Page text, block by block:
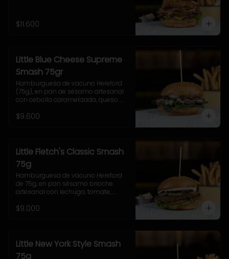
Acompañamiento a elección y
coleslaw
$11.600
Little Blue Cheese Supreme
Smash 75gr
Hamburguesa de vacuno Hereford
(75g), en pan de sésamo artesanal
con cebolla caramelizada, queso
casera de queso azul. Incluye papas
$9.600
Little Fletch's Classic Smash
75g
Hamburguesa de vacuno Hereford
de 75g, en pan sésamo brioche
artesanal con lechuga, tomate,
casera Uncle Fletch.
$9.000
Little New York Style Smash
75g